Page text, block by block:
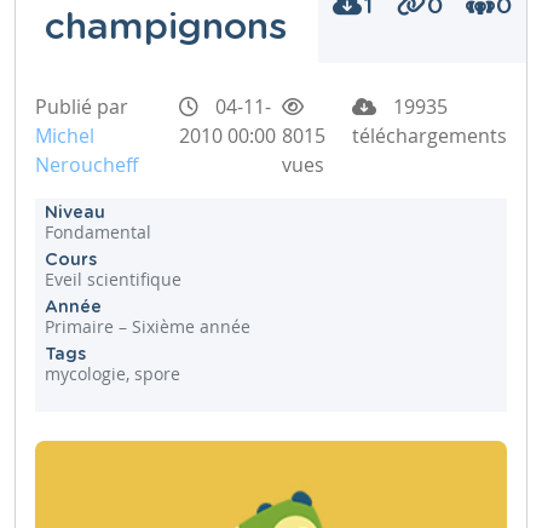
champignons
1 0 0
Publié par
Michel
Neroucheff
04-11-
2010 00:00 8015
vues
19935
téléchargements
Niveau
Fondamental
Cours
Eveil scientifique
Année
Primaire – Sixième année
Tags
mycologie, spore